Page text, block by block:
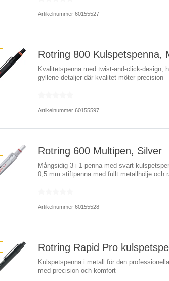
Artikelnummer 60155527
Rotring 800 Kulspetspenna,
Kvalitetspenna med twist-and-click-design,
gyllene detaljer där kvalitet möter precision
Artikelnummer 60155597
Rotring 600 Multipen, Silver
Mångsidig 3-i-1-penna med svart
0,5 mm stiftpenna med fullt metallhölje och
Artikelnummer 60155528
Rotring Rapid Pro
Kulspetspenna i metall för den
med precision och komfort